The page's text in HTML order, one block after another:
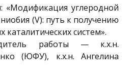
«Модификация углеродной
(V): путь к получению
систем».
работы — к.х.н.
(ЮФУ), к.х.н. Ангелина